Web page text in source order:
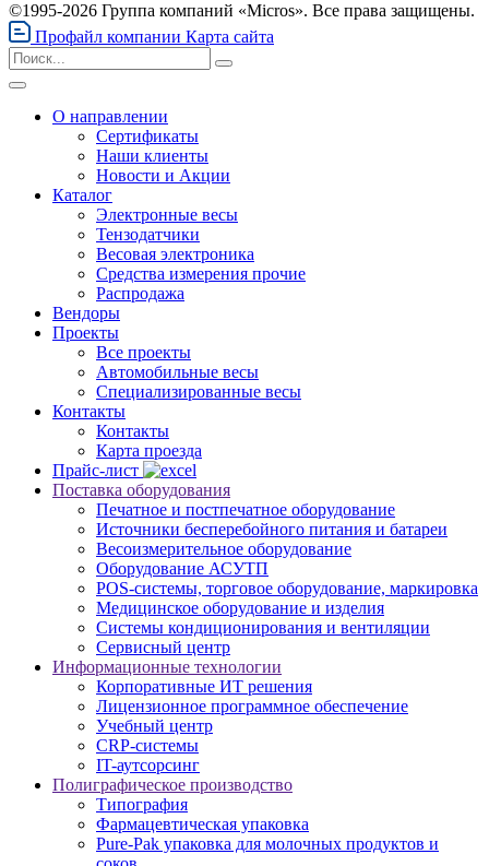
©1995-2026 Группа компаний «Micros». Все права защищены.
Профайл компании Карта сайта
О направлении
Сертификаты
Наши клиенты
Новости и Акции
Каталог
Электронные весы
Тензодатчики
Весовая электроника
Средства измерения прочие
Распродажа
Вендоры
Проекты
Все проекты
Автомобильные весы
Специализированные весы
Контакты
Контакты
Карта проезда
Прайс-лист
Поставка оборудования
Печатное и постпечатное оборудование
Источники бесперебойного питания и батареи
Весоизмерительное оборудование
Оборудование АСУТП
POS-системы, торговое оборудование, маркировка
Медицинское оборудование и изделия
Системы кондиционирования и вентиляции
Сервисный центр
Информационные технологии
Корпоративные ИТ решения
Лицензионное программное обеспечение
Учебный центр
CRP-системы
IT-аутсорсинг
Полиграфическое производство
Типография
Фармацевтическая упаковка
Pure-Pak упаковка для молочных продуктов и